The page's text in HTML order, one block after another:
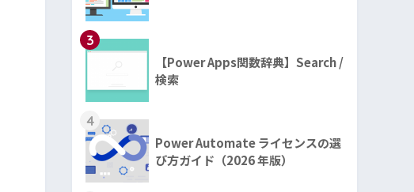
3
【Power Apps関数辞典】Search /
検索
4
Power Automate ライセンスの選
び方ガイド（2026 年版）